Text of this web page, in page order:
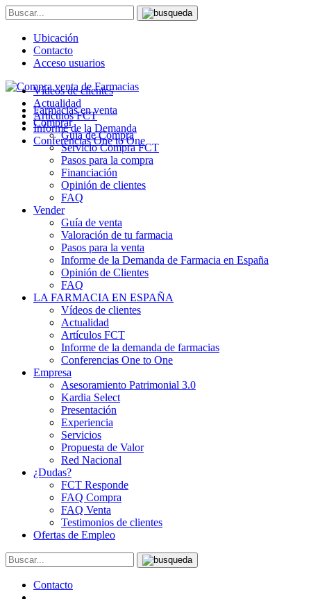
Ubicación
Contacto
Acceso usuarios
Farmacias en venta
Comprar
Guía de Compra
Servicio Compra FCT
Pasos para la compra
Financiación
Opinión de clientes
FAQ
Vender
Guía de venta
Valoración de tu farmacia
Pasos para la venta
Informe de la Demanda de Farmacia en España
Opinión de Clientes
FAQ
LA FARMACIA EN ESPAÑA
Vídeos de clientes
Actualidad
Artículos FCT
Informe de la demanda de farmacias
Conferencias One to One
Empresa
Asesoramiento Patrimonial 3.0
Kardia Select
Presentación
Experiencia
Servicios
Propuesta de Valor
Red Nacional
¿Dudas?
FCT Responde
FAQ Compra
FAQ Venta
Testimonios de clientes
Ofertas de Empleo
Contacto
Vídeos de clientes
Actualidad
Artículos FCT
Informe de la Demanda
Conferencias One to One